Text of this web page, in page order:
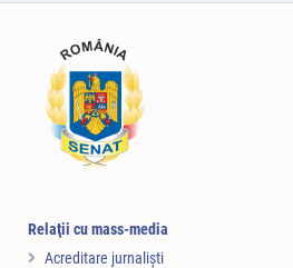
Relaţii cu mass-media
Acreditare jurnalişti